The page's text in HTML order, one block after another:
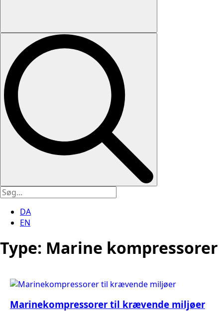
DA
EN
Type: Marine kompressorer
Marinekompressorer til krævende miljøer